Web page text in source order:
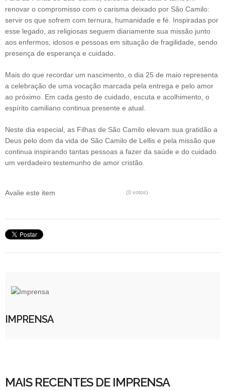
renovar o compromisso com o carisma deixado por São Camilo:
servir os que sofrem com ternura, humanidade e fé. Inspiradas por
esse legado, as religiosas seguem diariamente sua missão junto
aos enfermos, idosos e pessoas em situação de fragilidade, sendo
presença de esperança e cuidado.
Mais do que recordar um nascimento, o dia 25 de maio representa
a celebração de uma vocação marcada pela entrega e pelo amor
ao próximo. Em cada gesto de cuidado, escuta e acolhimento, o
espírito camiliano continua presente e atual.
Neste dia especial, as Filhas de São Camilo elevam sua gratidão a
Deus pelo dom da vida de São Camilo de Lellis e pela missão que
continua inspirando tantas pessoas a fazer da saúde e do cuidado
um verdadeiro testemunho de amor cristão.
Avalie este item (0 votos)
IMPRENSA
MAIS RECENTES DE IMPRENSA